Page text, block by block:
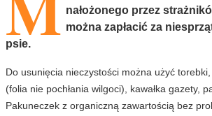
nałożonego przez
można zapłacić za
psie.
Do usunięcia nieczystości można użyć
(folia nie pochłania wilgoci), kawałka gazety,
Pakuneczek z organiczną zawartością bez